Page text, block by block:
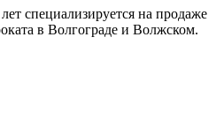
специализируется на продаже
в Волгограде и Волжском.